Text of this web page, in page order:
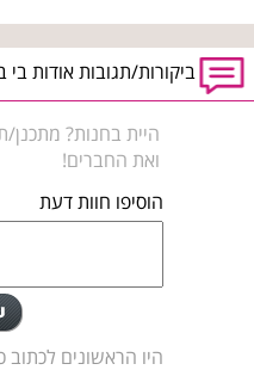
ביקורות/תגובות אודות
היית בחנות?
ואת החברים!
הוסיפו חוות דעת
היו הראשונים לכתוב